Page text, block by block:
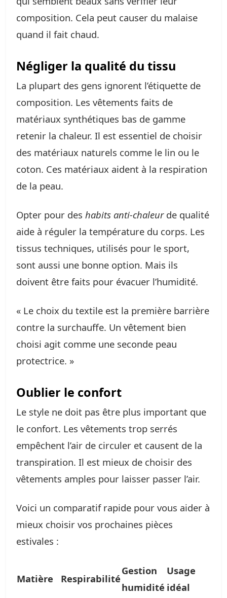
composition. Cela peut causer du malaise
quand il fait chaud.
Négliger la qualité du tissu
La plupart des gens ignorent l’étiquette de
composition. Les vêtements faits de
matériaux synthétiques bas de gamme
retenir la chaleur. Il est essentiel de choisir
des matériaux naturels comme le lin ou le
coton. Ces matériaux aident à la respiration
de la peau.
Opter pour des habits anti-chaleurde qualité
aide à réguler la température du corps. Les
tissus techniques, utilisés pour le sport,
sont aussi une bonne option. Mais ils
doivent être faits pour évacuer l’humidité.
« Le choix du textile est la première barrière
contre la surchauffe. Un vêtement bien
choisi agit comme une seconde peau
protectrice. »
Oublier le confort
Le style ne doit pas être plus important que
le confort. Les vêtements trop serrés
empêchent l’air de circuler et causent de la
transpiration. Il est mieux de choisir des
vêtements amples pour laisser passer l’air.
Voici un comparatif rapide pour vous aider à
mieux choisir vos prochaines pièces
estivales :
Matière Respirabilité
Gestion
humidité
Usage
idéal